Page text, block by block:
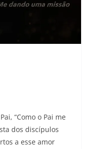
“Como o Pai me
dos discípulos
a esse amor